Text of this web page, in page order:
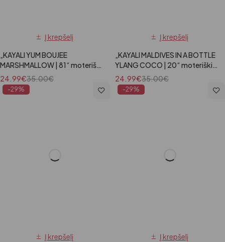
Į krepšelį
„KAYALI YUM BOUJEE
MARSHMALLOW | 81“ moteriški
kvepalai, 100 ml
35.00€
24.99€
Į krepšelį
„KAYALI MALDIVES IN A BOTTLE
YLANG COCO | 20“ moteriški
kvepalai, 100 ml
35.00€
24.99€
-29%
Į krepšelį
-29%
Į krepšelį